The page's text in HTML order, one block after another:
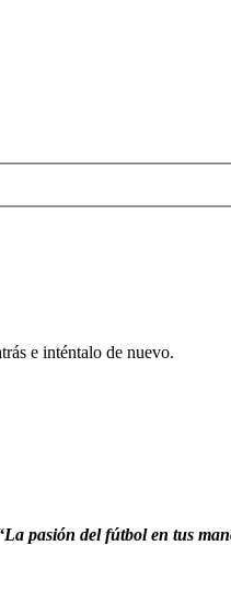
e inténtalo de nuevo.
pasión del fútbol en tus